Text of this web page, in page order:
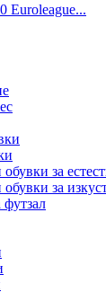
Euroleague...
за
за